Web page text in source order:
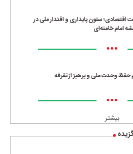
اقتصادی؛ ستون پایداری و اقتدار ملی در
امام خامنه‌ای
•••
حفظ وحدت ملی و پرهیز از تفرقه
•••
بیشتر